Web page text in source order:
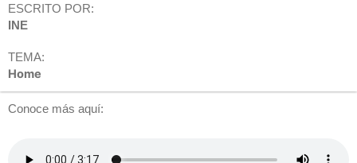
ESCRITO POR:
INE
TEMA:
Home
Conoce más aquí: